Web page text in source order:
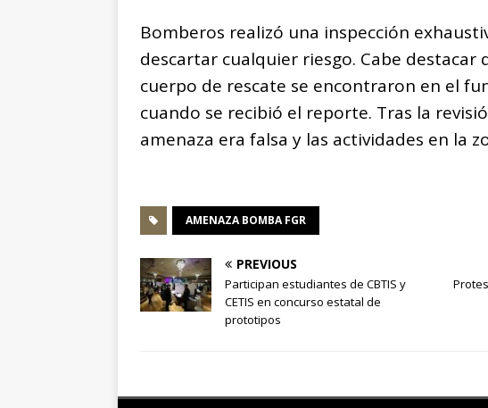
Bomberos realizó una inspección
descartar cualquier riesgo. Cabe destacar
cuerpo de rescate se encontraron en el
cuando se recibió el reporte. Tras la
amenaza era falsa y las actividades en la
AMENAZA BOMBA FGR
PREVIOUS
Participan estudiantes de CBTIS y
CETIS en concurso estatal de
prototipos